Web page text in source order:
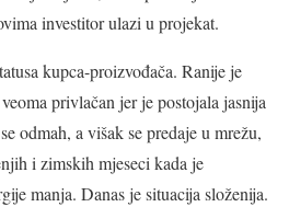
investitor ulazi u projekat.
kupca-proizvođača. Ranije je
privlačan jer je postojala jasnija
odmah, a višak se predaje u mrežu,
i zimskih mjeseci kada je
manja. Danas je situacija složenija.